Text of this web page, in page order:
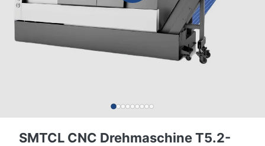
SMTCL CNC Drehmaschine T5.2-